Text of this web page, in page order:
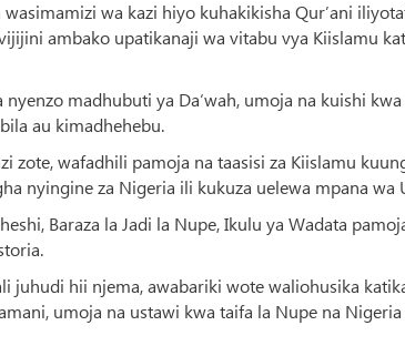
wa kazi hiyo kuhakikisha Qur’ani
ambako upatikanaji wa vitabu vya Kiislamu
madhubuti ya Da‘wah, umoja na kuishi
au kimadhehebu.
zote, wafadhili pamoja na taasisi za Kiislamu
nyingine za Nigeria ili kukuza uelewa mpana wa
Baraza la Jadi la Nupe, Ikulu ya Wadata
juhudi hii njema, awabariki wote waliohusika
umoja na ustawi kwa taifa la Nupe na